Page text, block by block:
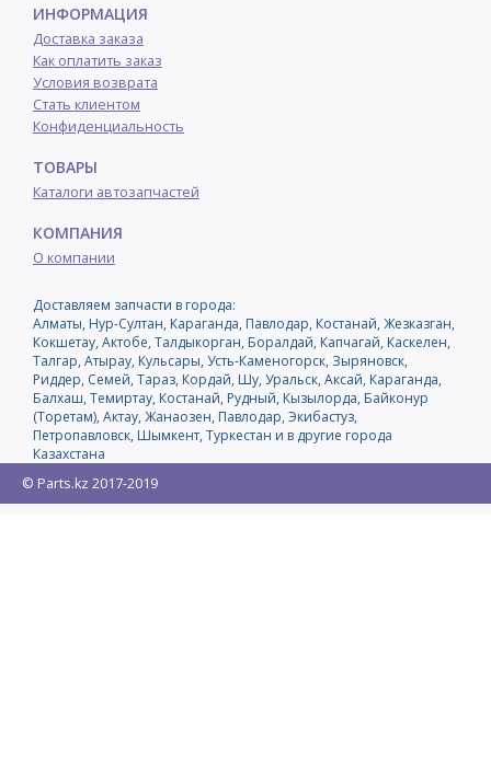
ИНФОРМАЦИЯ
Доставка заказа
Как оплатить заказ
Условия возврата
Стать клиентом
Конфиденциальность
ТОВАРЫ
Каталоги автозапчастей
КОМПАНИЯ
О компании
Доставляем запчасти в города:
Алматы, Нур-Султан, Караганда, Павлодар, Костанай, Жезказган,
Кокшетау, Актобе, Талдыкорган, Боралдай, Капчагай, Каскелен,
Талгар, Атырау, Кульсары, Усть-Каменогорск, Зыряновск,
Риддер, Семей, Тараз, Кордай, Шу, Уральск, Аксай, Караганда,
Балхаш, Темиртау, Костанай, Рудный, Кызылорда, Байконур
(Торетам), Актау, Жанаозен, Павлодар, Экибастуз,
Петропавловск, Шымкент, Туркестан и в другие города
Казахстана
© Parts.kz 2017-2019